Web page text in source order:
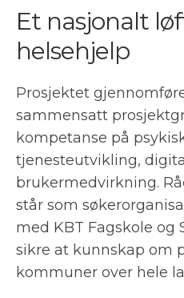
Et nasjonalt
helsehjelp
Prosjektet
sammensatt
kompetanse på
tjenesteutvikling,
brukermedvirkning.
står som
med KBT Fagskole og
sikre at kunnskap om
kommuner over hele